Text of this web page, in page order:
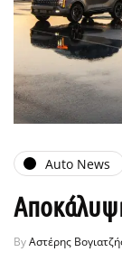
Auto News
ByΑστέρης